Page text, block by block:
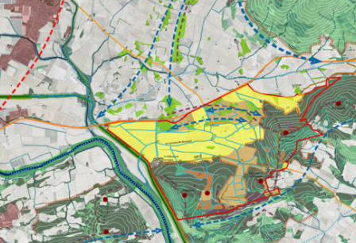
Territoires